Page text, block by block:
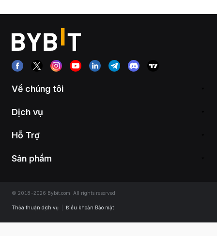
Về chúng tôi
Dịch vụ
Hỗ Trợ
Sản phẩm
© 2018-2026 Bybit.com. All rights reserved.
Thỏa thuận dịch vụ Điều khoản Bảo mật